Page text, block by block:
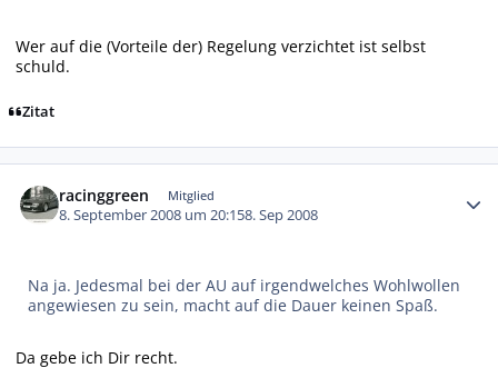
Wer auf die (Vorteile der) Regelung verzichtet ist selbst
schuld.
Zitat
racinggreen Mitglied
8. September 2008 um 20:158. Sep 2008
Na ja. Jedesmal bei der AU auf irgendwelches Wohlwollen
angewiesen zu sein, macht auf die Dauer keinen Spaß.
Da gebe ich Dir recht.